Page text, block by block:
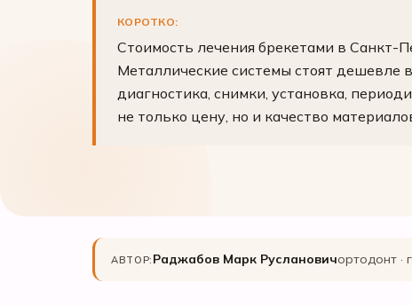
КОРОТКО:
Стоимость лечения брекетами в Санкт-
Металлические системы стоят дешевле
диагностика, снимки, установка,
не только цену, но и качество
АВТОР: Раджабов Марк Руслановичортодонт ·